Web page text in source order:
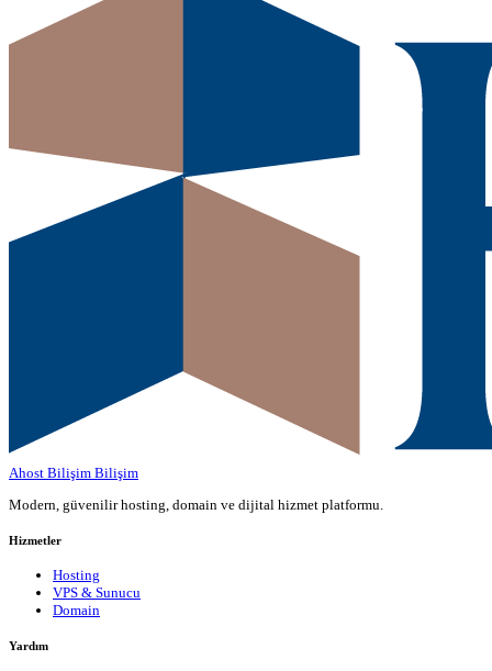
Ahost Bilişim Bilişim
Modern, güvenilir hosting, domain ve dijital hizmet platformu.
Hizmetler
Hosting
VPS & Sunucu
Domain
Yardım